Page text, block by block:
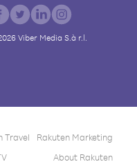
Viber Media S.à r.l.
Travel
Rakuten Marketing
About Rakuten